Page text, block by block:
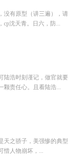
没有原型（讲三遍），请
cp沈天青。日六，防...
陆浩时刻谨记，做官就要
颗责任心。且看陆浩...
天之骄子，美强惨的典型
惜人物崩坏，...